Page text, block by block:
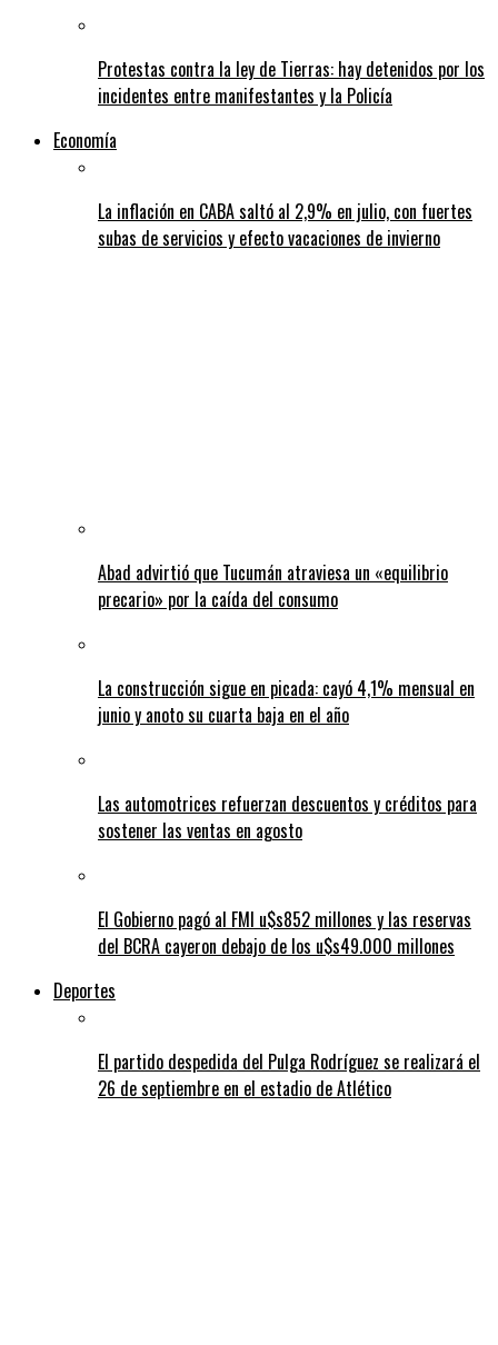
Protestas contra la ley de Tierras: hay detenidos por los
incidentes entre manifestantes y la Policía
Economía
La inflación en CABA saltó al 2,9% en julio, con fuertes
subas de servicios y efecto vacaciones de invierno
Abad advirtió que Tucumán atraviesa un «equilibrio
precario» por la caída del consumo
La construcción sigue en picada: cayó 4,1% mensual en
junio y anoto su cuarta baja en el año
Las automotrices refuerzan descuentos y créditos para
sostener las ventas en agosto
El Gobierno pagó al FMI u$s852 millones y las reservas
del BCRA cayeron debajo de los u$s49.000 millones
Deportes
El partido despedida del Pulga Rodríguez se realizará el
26 de septiembre en el estadio de Atlético